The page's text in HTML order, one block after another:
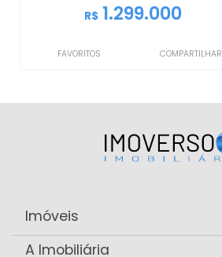
R$ 1.299.000
FAVORITOS COMPARTILHAR
Imóveis
A Imobiliária